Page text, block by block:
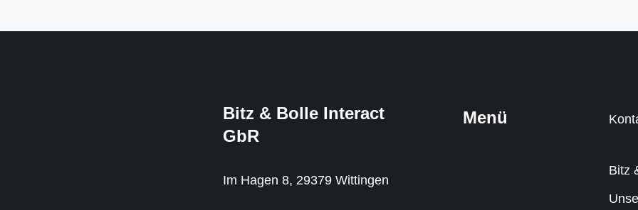
Bitz & Bolle Interact
GbR​
Im Hagen 8, 29379 Wittingen
Menü
Bitz